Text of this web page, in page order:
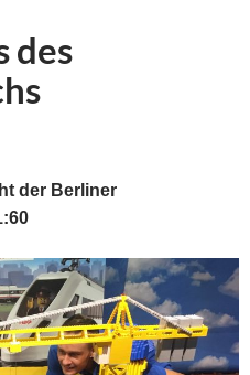
des
der Berliner